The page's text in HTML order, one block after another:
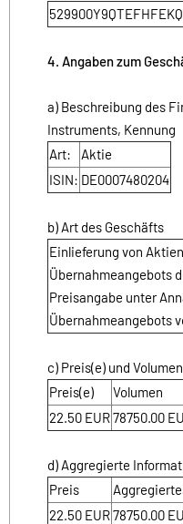
4. Angaben zum
a) Beschreibung des
Instruments, Kennung
Art:
Aktie
ISIN: DE0007480204
b) Art des Geschäfts
Einlieferung von
Übernahmeangebots
Preisangabe unter
Übernahmeangebots
c) Preis(e) und Volumen
Preis(e)
Volumen
22.50 EUR78750.00
d) Aggregierte
Preis
22.50 EUR78750.00